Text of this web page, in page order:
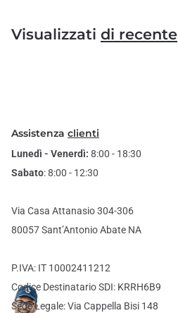
Visualizzati di recente
Assistenza clienti
Lunedì - Venerdì: 8:00 - 18:30
Sabato: 8:00 - 12:30
Via Casa Attanasio 304-306
80057 Sant’Antonio Abate NA
P.IVA: IT 10002411212
Codice Destinatario SDI: KRRH6B9
Sede Legale: Via Cappella Bisi 148